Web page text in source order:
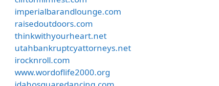
imperialbarandlounge.com
raisedoutdoors.com
thinkwithyourheart.net
utahbankruptcyattorneys.net
irocknroll.com
www.wordoflife2000.org